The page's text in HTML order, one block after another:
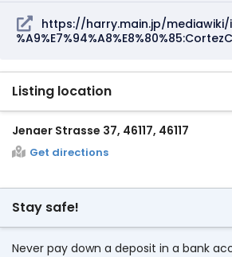
https://harry.main.jp/mediawiki/
Listing location
Jenaer Strasse 37, 46117, 46117
Get directions
Stay safe!
Never pay down a deposit in a bank